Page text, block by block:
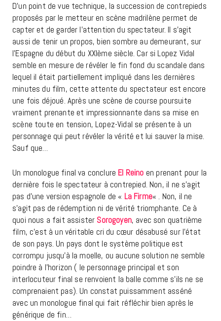
D’un point de vue technique, la succession de contrepieds
proposés par le metteur en scène madrilène permet de
capter et de garder l’attention du spectateur. Il s’agit
aussi de tenir un propos, bien sombre au demeurant, sur
l’Espagne du début du XXIème siècle. Car si Lopez Vidal
semble en mesure de révéler le fin fond du scandale dans
lequel il était partiellement impliqué dans les dernières
minutes du film, cette attente du spectateur est encore
une fois déjoué. Après une scène de course poursuite
vraiment prenante et impressionnante dans sa mise en
scène toute en tension, Lopez-Vidal se présente à un
personnage qui peut révéler la vérité et lui sauver la mise.
Sauf que…
Un monologue final va conclure El Reino en prenant pour la
dernière fois le spectateur à contrepied. Non, il ne s’agit
pas d’une version espagnole de « La Firme« . Non, il ne
s’agit pas de rédemption ni de vérité triomphante. Ce à
quoi nous a fait assister Sorogoyen, avec son quatrième
film, c’est à un véritable cri du cœur désabusé sur l’état
de son pays. Un pays dont le système politique est
corrompu jusqu’à la moelle, ou aucune solution ne semble
poindre à l’horizon ( le personnage principal et son
interlocuteur final se renvoient la balle comme s’ils ne se
comprenaient pas). Un constat puissamment asséné
avec un monologue final qui fait réfléchir bien après le
générique de fin…